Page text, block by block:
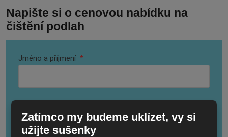
Napište si o cenovou nabídku na
čištění podlah
Jméno a příjmení *
Zatímco my budeme uklízet, vy si
užijte sušenky